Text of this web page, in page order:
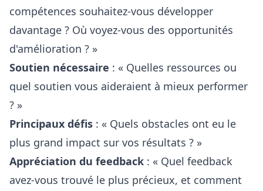
compétences souhaitez-vous développer
davantage ? Où voyez-vous des opportunités
d'amélioration ? »
Soutien nécessaire : « Quelles ressources ou
quel soutien vous aideraient à mieux performer
? »
Principaux défis : « Quels obstacles ont eu le
plus grand impact sur vos résultats ? »
Appréciation du feedback : « Quel feedback
avez-vous trouvé le plus précieux, et comment